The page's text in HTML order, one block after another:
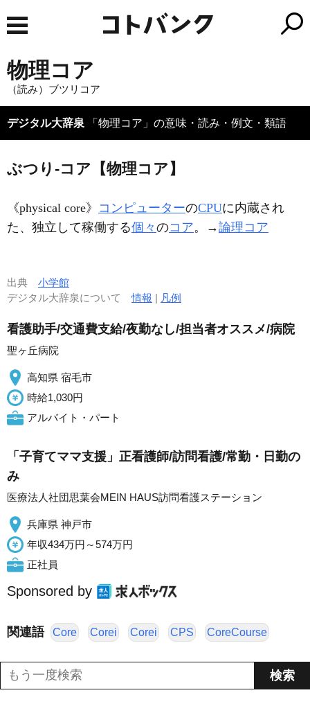
物理コア
（読み）ブツリコア
デジタル大辞泉 「物理コア」の意味・読み・例文・類語
ぶつり‐コア【物理コア】
《physical core》 コンピューターのCPUに内蔵され
た、独立して稼働する個々 のコア。→論理コア
出典 小学館
デジタル大辞泉について情報 | 凡例
看護助手/交通費支給/夜勤なし/担当者オススメ/病院
聖ヶ丘病院
高知県 宿毛市
時給1,030円
アルバイト・パート
「子育てママ支援」正看護師/訪問看護/常勤・日勤の
み
医療法人社団思葉会MEIN HAUS訪問看護ステーション
兵庫県 神戸市
年収434万円～574万円
正社員
Sponsored by
関連語 Core Corei Corei CPS CoreCourse